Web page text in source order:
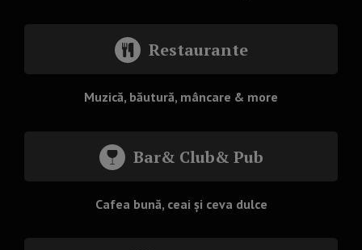
Restaurante
Muzică, băutură, mâncare & more
Bar& Club& Pub
Cafea bună, ceai și ceva dulce